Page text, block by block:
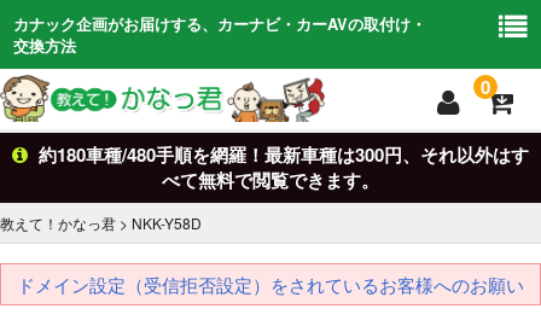
カナック企画がお届けする、カーナビ・カーAVの取付け・
交換方法
0
トップTOP
車からさがすCar Search
キットからさがすkit
約180車種/480手順を網羅！最新車種は300円、それ以外はす
べて無料で閲覧できます。
教えて！かなっ君 > NKK-Y58D
ドメイン設定（受信拒否設定）をされているお客様へのお願い